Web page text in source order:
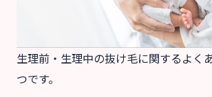
生理前・生理中の抜け毛に関するよく
つです。